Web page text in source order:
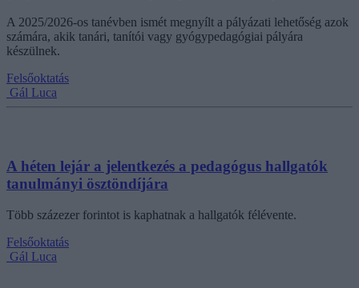
A 2025/2026-os tanévben ismét megnyílt a pályázati lehetőség azok
számára, akik tanári, tanítói vagy gyógypedagógiai pályára
készülnek.
Felsőoktatás
Gál Luca
A héten lejár a jelentkezés a pedagógus hallgatók
tanulmányi ösztöndíjára
Több százezer forintot is kaphatnak a hallgatók félévente.
Felsőoktatás
Gál Luca